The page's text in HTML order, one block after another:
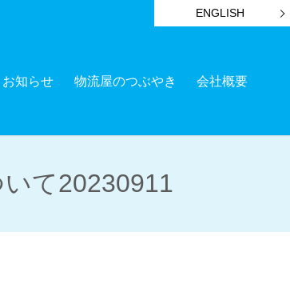
ENGLISH
お知らせ 物流屋のつぶやき
会社概要
て20230911